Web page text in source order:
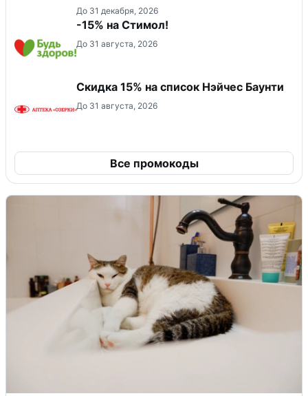
До 31 декабря, 2026
-15% на Стимол!
До 31 августа, 2026
Скидка 15% на список Нэйчес Баунти
До 31 августа, 2026
Все промокоды